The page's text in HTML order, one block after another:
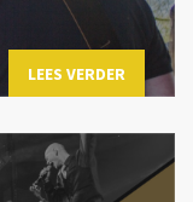
LEES VERDER